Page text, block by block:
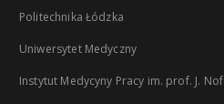
Politechnika Łódzka
Uniwersytet Medyczny
Instytut Medycyny Pracy im. prof. J.